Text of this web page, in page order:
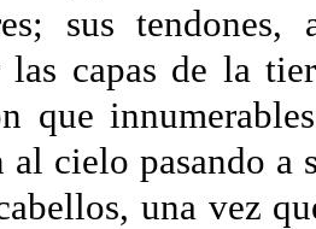
sus tendones,
las capas de la
que
cielo pasando a
una vez